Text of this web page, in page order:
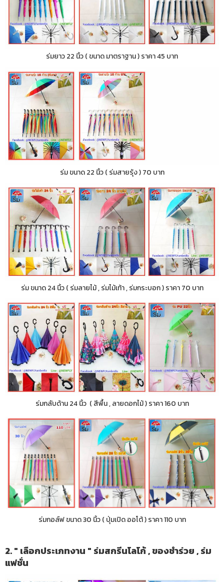
ร่มยาว 22 นิ้ว ( ขนาด มาตราฐาน ) ราคา 45 บาท
ร่ม ขนาด 22 นิ้ว ( ร่มสายรุ้ง ) 70 บาท
ร่ม ขนาด 24 นิ้ว ( ร่มลายไม้ , ร่มไม้เท้า , ร่มกระบอก ) ราคา 70 บาท
ร่มกลับด้าน 24 นิ้ว ( สีพื้น , ลายดอกไม้ ) ราคา 160 บาท
ร่มกอล์ฟ ขนาด 30 นิ้ว ( ปุ่มเปิด ออโต้ ) ราคา 110 บาท
2. " เลือกประเภทงาน " ร่มสกรีนโลโก้ , ของชำร่วย , ร่ม
แฟชั่น